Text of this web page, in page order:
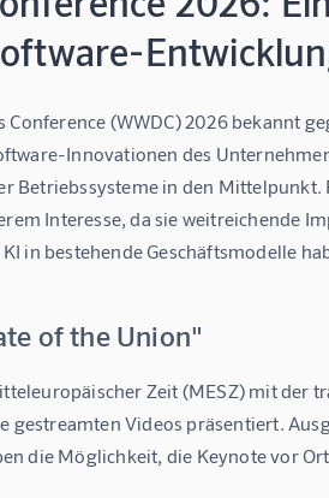
(WWDC) 2026 bekannt
Innovationen des
Betriebssysteme in den
Interesse, da sie weitreichende
in bestehende Geschäftsmodelle
of the Union"
Zeit (MESZ) mit der
Videos präsentiert.
die Möglichkeit, die Keynote vor